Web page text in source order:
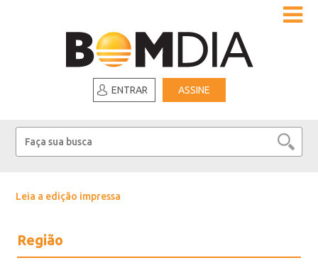
ENTRAR ASSINE
Leia a edição impressa
Região